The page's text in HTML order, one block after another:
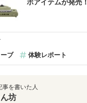
ボアイテムが発売！
ブ 体験レポート
事を書いた人
坊